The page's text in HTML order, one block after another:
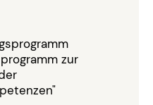
zur